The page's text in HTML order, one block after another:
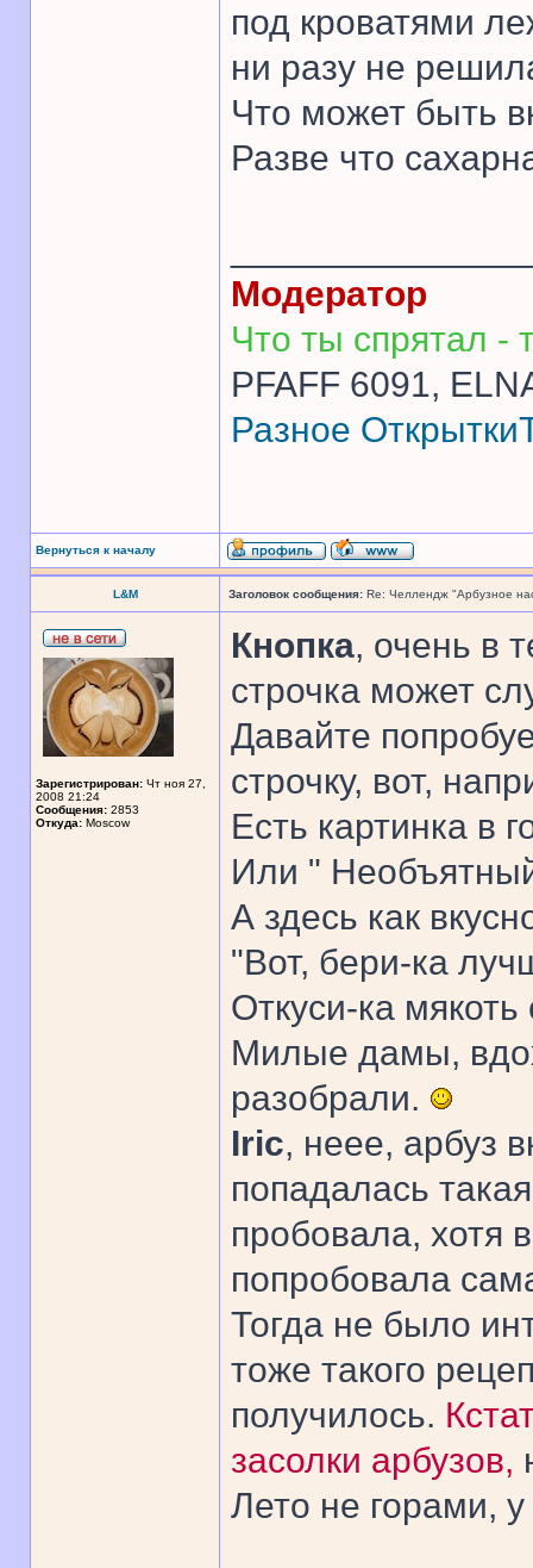
под кроватями
ни разу не
Что может быть
Разве что
Модератор
Что ты спрятал -
PFAFF 6091,
Разное Открытки
Вернуться к началу
L&M Заголовок сообщения: Re: Челлендж "Арбузное
Зарегистрирован: Чт ноя 27,
2008 21:24
Сообщения: 2853
Откуда: Moscow
Кнопка, очень в
строчка может
Давайте
строчку, вот,
Есть картинка в
Или "
А здесь как
"Вот, бери-ка
Откуси-ка мякоть
Милые дамы,
разобрали.
Iric, неее, арбуз
попадалась
пробовала, хотя
попробовала
Тогда не было
тоже такого
получилось.
засолки арбузов,
Лето не горами,